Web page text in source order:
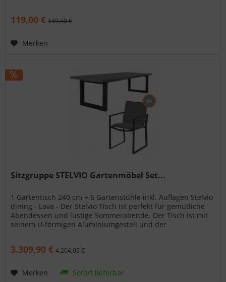
119,00 € 149,50 €
Merken
Sitzgruppe STELVIO Gartenmöbel Set...
1 Gartentisch 240 cm + 6 Gartenstühle inkl. Auflagen Stelvio
dining - Lava - Der Stelvio Tisch ist perfekt für gemütliche
Abendessen und lustige Sommerabende. Der Tisch ist mit
seinem U-förmigen Aluminiumgestell und der
3.309,90 € 4.204,95 €
Merken Sofort lieferbar